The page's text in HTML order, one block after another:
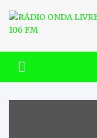
content
RÁDIO
FM